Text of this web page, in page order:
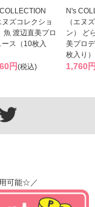
ヌズコレクショ
魚 渡辺直美プロ
ース（10枚入
円(税込)
N's
（エヌ
ン） ど
美プロ
枚入り）
1,760
可能☆／